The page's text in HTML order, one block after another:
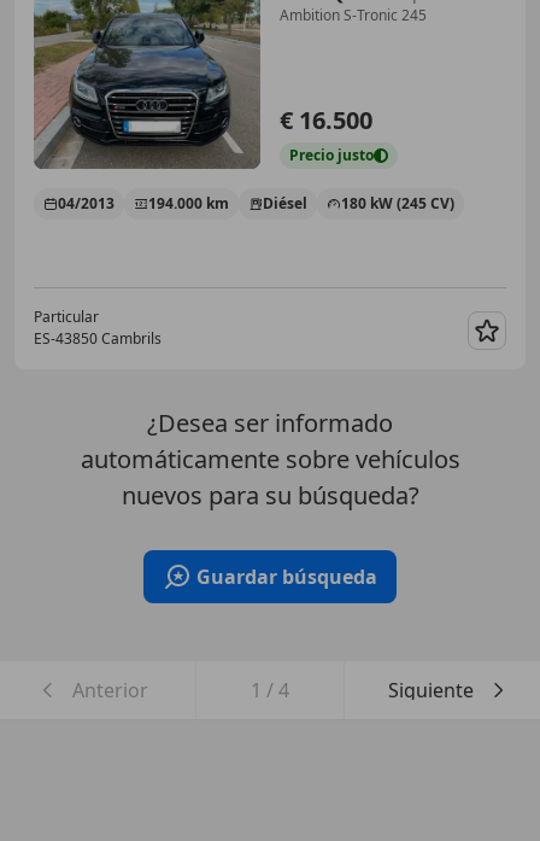
Ambition S-Tronic 245
€ 16.500
Precio justo
04/2013 194.000 km Diésel 180 kW (245 CV)
Particular
ES-43850 Cambrils
¿Desea ser informado
automáticamente sobre vehículos
nuevos para su búsqueda?
Guardar búsqueda
Anterior 1 /4 Siguiente